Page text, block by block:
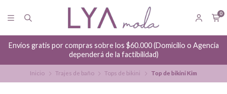
0
Envíos gratis por compras sobre los $60.000 (Domicilio o Agencia
dependerá de la factibilidad)
Inicio Trajes de baño Tops de bikini Top de bikini Kim